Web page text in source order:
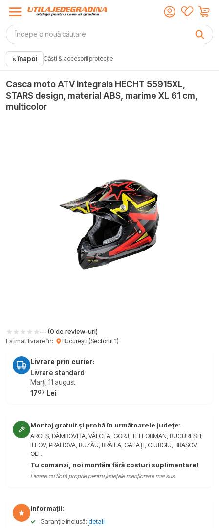
« înapoi Căști & accesorii protecție
Casca moto ATV integrala HECHT 55915XL,
STARS design, material ABS, marime XL 61 cm,
multicolor
— (0 de review-uri)
Estimat livrare în:
București (Sectorul 1)
Livrare prin curier:
Livrare standard
Marți, 11 august
1707 Lei
Montaj gratuit și probă în următoarele județe:
ARGEȘ, DÂMBOVIȚA, VÂLCEA, GORJ, TELEORMAN, BUCUREȘTI,
ILFOV, PRAHOVA, BUZĂU, BRĂILA, GALAȚI, GIURGIU, BRAȘOV,
OLT.
Tu comanzi, noi montăm fără costuri suplimentare!
Livrare cu flotă proprie pentru județele menționate mai sus.
Informații:
✓
Garanție inclusă: detalii